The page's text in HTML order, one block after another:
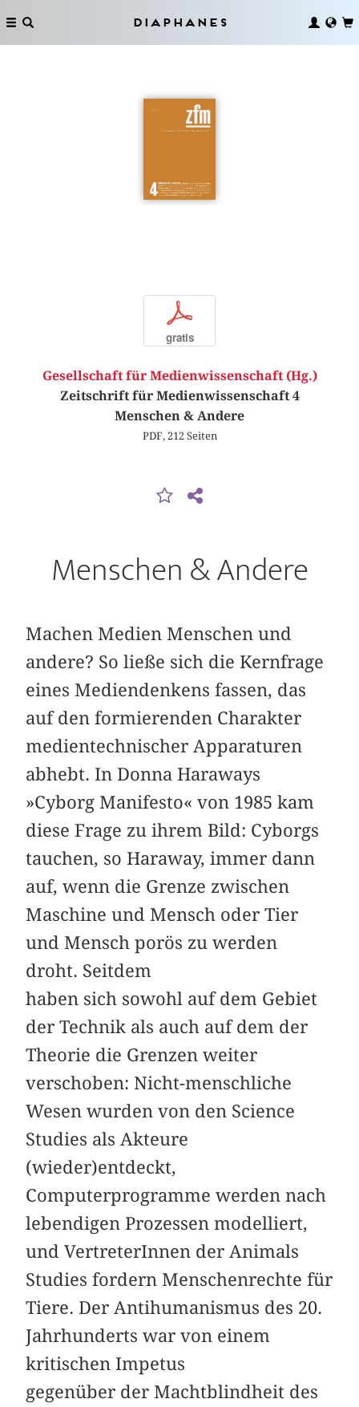
Diaphanes
p
gratis
Gesellschaft für Medienwissenschaft (Hg.)
Zeitschrift für Medienwissenschaft 4
Menschen & Andere
PDF, 212 Seiten
Menschen & Andere
Machen Medien Menschen und
andere? So ließe sich die Kernfrage
eines Mediendenkens fassen, das
auf den formierenden Charakter
medientechnischer Apparaturen
abhebt. In Donna Haraways
»Cyborg Manifesto« von 1985 kam
diese Frage zu ihrem Bild: Cyborgs
tauchen, so Haraway, immer dann
auf, wenn die Grenze zwischen
Maschine und Mensch oder Tier
und Mensch porös zu werden
droht. Seitdem
haben sich sowohl auf dem Gebiet
der Technik als auch auf dem der
Theorie die Grenzen weiter
verschoben: Nicht-menschliche
Wesen wurden von den Science
Studies als Akteure
(wieder)entdeckt,
Computerprogramme werden nach
lebendigen Prozessen modelliert,
und VertreterInnen der Animals
Studies fordern Menschenrechte für
Tiere. Der Antihumanismus des 20.
Jahrhunderts war von einem
kritischen Impetus
gegenüber der Machtblindheit des